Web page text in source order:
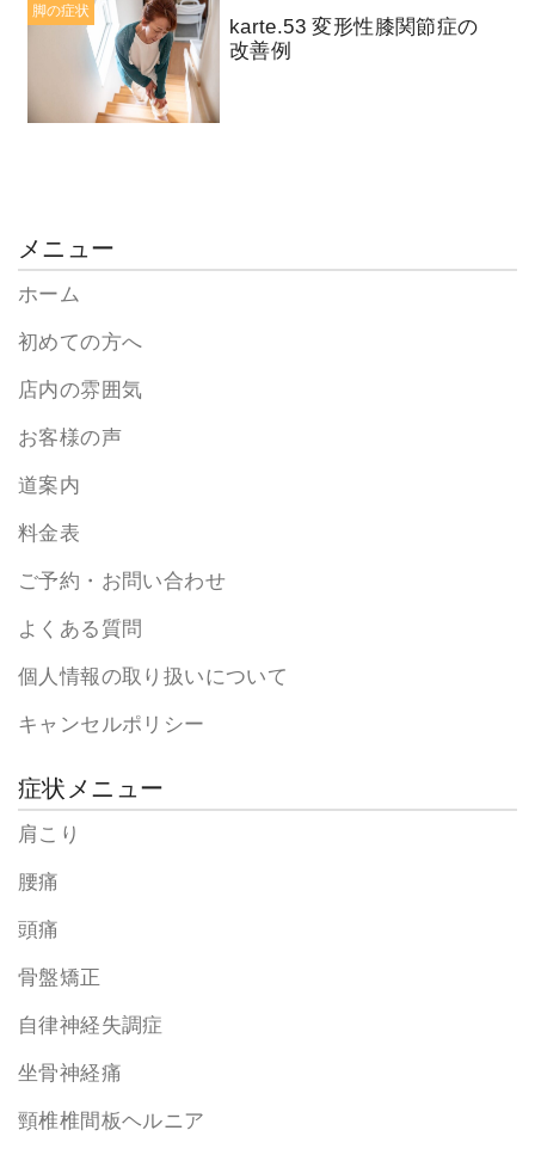
脚の症状
karte.53 変形性膝関節症の
改善例
メニュー
ホーム
初めての方へ
店内の雰囲気
お客様の声
道案内
料金表
ご予約・お問い合わせ
よくある質問
個人情報の取り扱いについて
キャンセルポリシー
症状メニュー
肩こり
腰痛
頭痛
骨盤矯正
自律神経失調症
坐骨神経痛
頸椎椎間板ヘルニア